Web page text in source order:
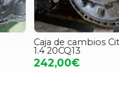
C2 Caja de
Xsara Picasso 2.
20DL64
200,00€